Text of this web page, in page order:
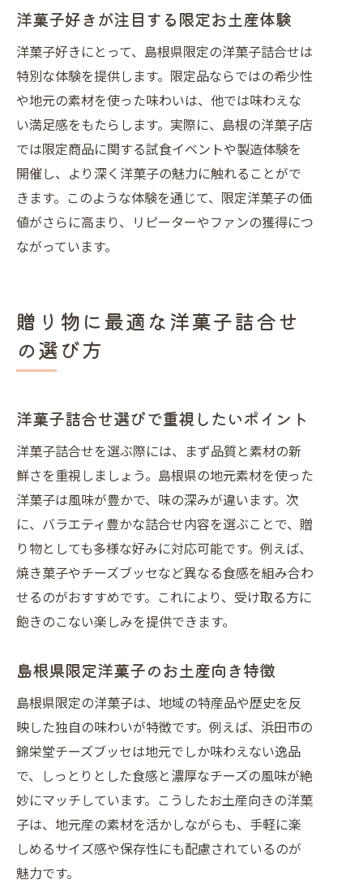
季節感あふれる洋菓子で特別な体験を
洋菓子詰合せで楽しむ旬の味わい方
洋菓子詰合せで広がる島根県の味わい方
洋菓子詰合せで味わう島根県の魅力再
発見
手土産や贈り物に洋菓子詰合せが選ば
れる理由
洋菓子詰合せの楽しみ方や保存方法を
洋菓子詰合せでつながる贈り物の輪
島根県の洋菓子詰合せをお取り寄せで
洋菓子好きが注目する限定お土産体験
洋菓子好きにとって、島根県限定の洋菓子詰合せは
特別な体験を提供します。限定品ならではの希少性
や地元の素材を使った味わいは、他では味わえな
い満足感をもたらします。実際に、島根の洋菓子店
では限定商品に関する試食イベントや製造体験を
開催し、より深く洋菓子の魅力に触れることがで
きます。このような体験を通じて、限定洋菓子の価
値がさらに高まり、リピーターやファンの獲得につ
ながっています。
贈り物に最適な洋菓子詰合せ
の選び方
洋菓子詰合せ選びで重視したいポイント
洋菓子詰合せを選ぶ際には、まず品質と素材の新
鮮さを重視しましょう。島根県の地元素材を使った
洋菓子は風味が豊かで、味の深みが違います。次
に、バラエティ豊かな詰合せ内容を選ぶことで、贈
り物としても多様な好みに対応可能です。例えば、
焼き菓子やチーズブッセなど異なる食感を組み合わ
せるのがおすすめです。これにより、受け取る方に
飽きのこない楽しみを提供できます。
島根県限定洋菓子のお土産向き特徴
島根県限定の洋菓子は、地域の特産品や歴史を反
映した独自の味わいが特徴です。例えば、浜田市の
錦栄堂チーズブッセは地元でしか味わえない逸品
で、しっとりとした食感と濃厚なチーズの風味が絶
妙にマッチしています。こうしたお土産向きの洋菓
子は、地元産の素材を活かしながらも、手軽に楽
しめるサイズ感や保存性にも配慮されているのが
魅力です。